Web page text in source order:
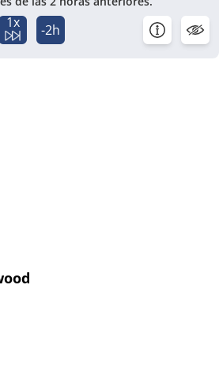
1x -2h